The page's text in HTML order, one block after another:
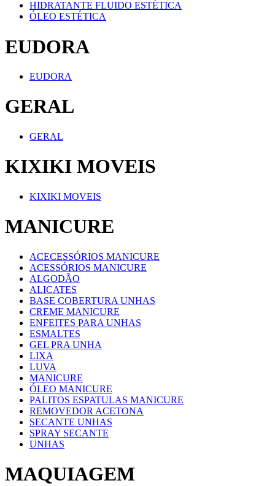
HIDRATANTE FLUIDO ESTÉTICA
ÓLEO ESTÉTICA
EUDORA
EUDORA
GERAL
GERAL
KIXIKI MOVEIS
KIXIKI MOVEIS
MANICURE
ACECESSÓRIOS MANICURE
ACESSÓRIOS MANICURE
ALGODÃO
ALICATES
BASE COBERTURA UNHAS
CREME MANICURE
ENFEITES PARA UNHAS
ESMALTES
GEL PRA UNHA
LIXA
LUVA
MANICURE
ÓLEO MANICURE
PALITOS ESPATULAS MANICURE
REMOVEDOR ACETONA
SECANTE UNHAS
SPRAY SECANTE
UNHAS
MAQUIAGEM